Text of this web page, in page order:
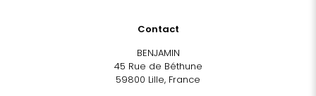
Contact
BENJAMIN
45 Rue de Béthune
59800 Lille, France